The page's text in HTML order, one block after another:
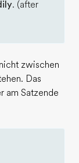
. (after
zwischen
Das
am Satzende